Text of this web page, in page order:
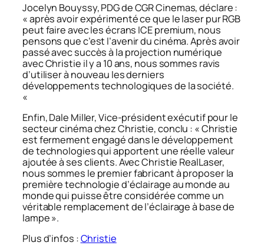
Jocelyn Bouyssy, PDG de CGR Cinemas, déclare :
« après avoir expérimenté ce que le laser pur RGB
peut faire avec les écrans ICE premium, nous
pensons que c’est l’avenir du cinéma. Après avoir
passé avec succès à la projection numérique
avec Christie il y a 10 ans, nous sommes ravis
d’utiliser à nouveau les derniers
développements technologiques de la société.
«
Enfin, Dale Miller, Vice-président exécutif pour le
secteur cinéma chez Christie, conclu : « Christie
est fermement engagé dans le développement
de technologies qui apportent une réelle valeur
ajoutée à ses clients. Avec Christie RealLaser,
nous sommes le premier fabricant à proposer la
première technologie d’éclairage au monde au
monde qui puisse être considérée comme un
véritable remplacement de l’éclairage à base de
lampe ».
Plus d’infos :Christie